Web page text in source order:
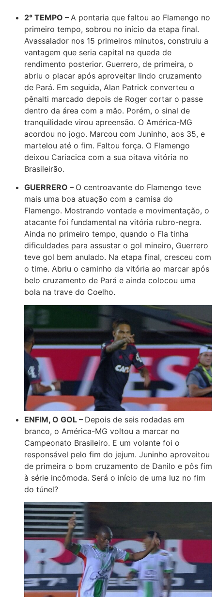
2° TEMPO – A pontaria que faltou ao Flamengo no
primeiro tempo, sobrou no início da etapa final.
Avassalador nos 15 primeiros minutos, construiu a
vantagem que seria capital na queda de
rendimento posterior. Guerrero, de primeira, o
abriu o placar após aproveitar lindo cruzamento
de Pará. Em seguida, Alan Patrick converteu o
pênalti marcado depois de Roger cortar o passe
dentro da área com a mão. Porém, o sinal de
tranquilidade virou apreensão. O América-MG
acordou no jogo. Marcou com Juninho, aos 35, e
martelou até o fim. Faltou força. O Flamengo
deixou Cariacica com a sua oitava vitória no
Brasileirão.
GUERRERO – O centroavante do Flamengo teve
mais uma boa atuação com a camisa do
Flamengo. Mostrando vontade e movimentação, o
atacante foi fundamental na vitória rubro-negra.
Ainda no primeiro tempo, quando o Fla tinha
dificuldades para assustar o gol mineiro, Guerrero
teve gol bem anulado. Na etapa final, cresceu com
o time. Abriu o caminho da vitória ao marcar após
belo cruzamento de Pará e ainda colocou uma
bola na trave do Coelho.
ENFIM, O GOL – Depois de seis rodadas em
branco, o América-MG voltou a marcar no
Campeonato Brasileiro. E um volante foi o
responsável pelo fim do jejum. Juninho aproveitou
de primeira o bom cruzamento de Danilo e pôs fim
à série incômoda. Será o início de uma luz no fim
do túnel?